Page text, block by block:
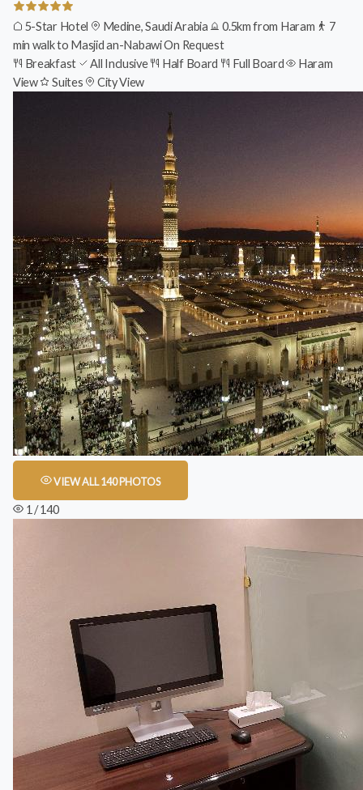
5-Star Hotel Medine, Saudi Arabia 0.5km from Haram
7
min walk to Masjid an-NabawiOn Request
Breakfast
All Inclusive Half Board Full Board
Haram
View
Suites City View
VIEW ALL 140 PHOTOS
1 / 140